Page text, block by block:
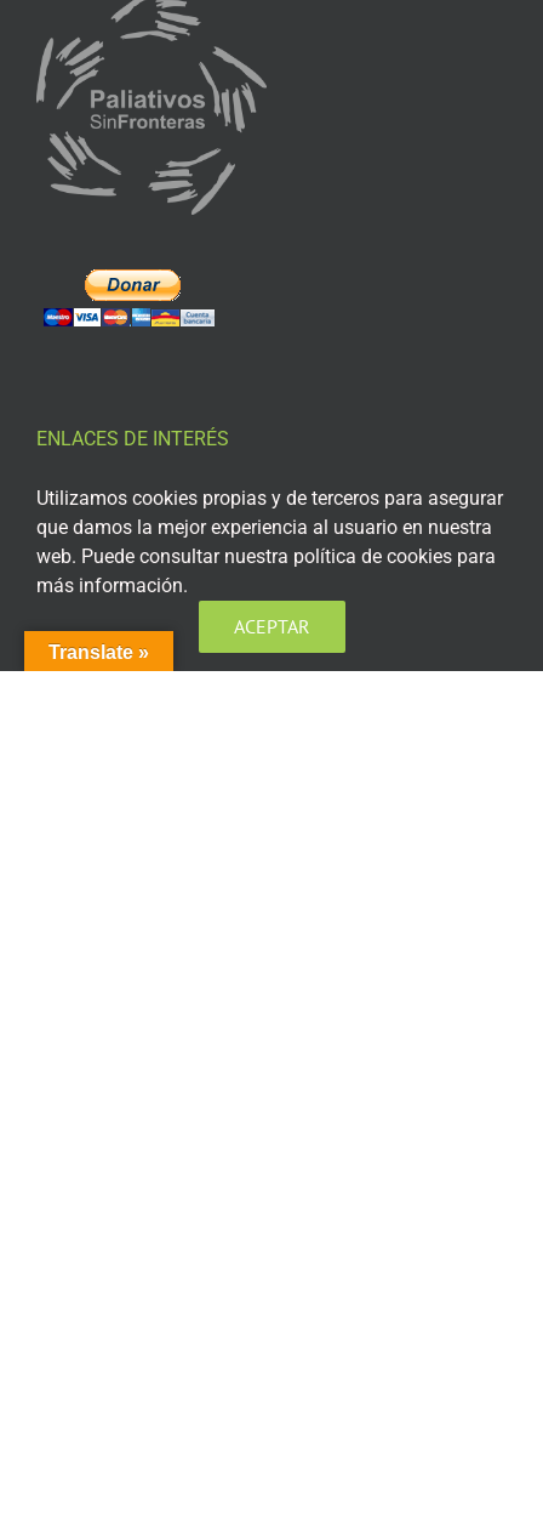
ENLACES DE INTERÉS
Aviso Legal
Política de privacidad
Política de privacidad Redes Sociales
Política de cookies
Translate »
Utilizamos cookies propias y de terceros para asegurar
que damos la mejor experiencia al usuario en nuestra
web. Puede consultar nuestra política de cookies para
más información.
ACEPTAR